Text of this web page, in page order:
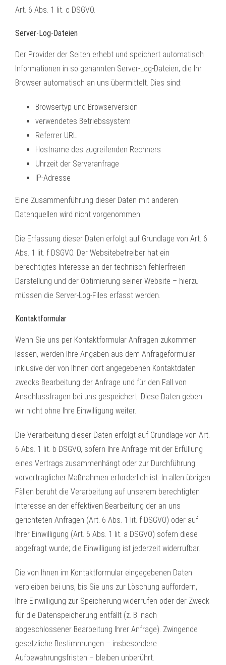
Art. 6 Abs. 1 lit. c DSGVO.
Server-Log-Dateien
Der Provider der Seiten erhebt und speichert automatisch
Informationen in so genannten Server-Log-Dateien, die Ihr
Browser automatisch an uns übermittelt. Dies sind:
Browsertyp und Browserversion
verwendetes Betriebssystem
Referrer URL
Hostname des zugreifenden Rechners
Uhrzeit der Serveranfrage
IP-Adresse
Eine Zusammenführung dieser Daten mit anderen
Datenquellen wird nicht vorgenommen.
Die Erfassung dieser Daten erfolgt auf Grundlage von Art. 6
Abs. 1 lit. f DSGVO. Der Websitebetreiber hat ein
berechtigtes Interesse an der technisch fehlerfreien
Darstellung und der Optimierung seiner Website – hierzu
müssen die Server-Log-Files erfasst werden.
Kontaktformular
Wenn Sie uns per Kontaktformular Anfragen zukommen
lassen, werden Ihre Angaben aus dem Anfrageformular
inklusive der von Ihnen dort angegebenen Kontaktdaten
zwecks Bearbeitung der Anfrage und für den Fall von
Anschlussfragen bei uns gespeichert. Diese Daten geben
wir nicht ohne Ihre Einwilligung weiter.
Die Verarbeitung dieser Daten erfolgt auf Grundlage von Art.
6 Abs. 1 lit. b DSGVO, sofern Ihre Anfrage mit der Erfüllung
eines Vertrags zusammenhängt oder zur Durchführung
vorvertraglicher Maßnahmen erforderlich ist. In allen übrigen
Fällen beruht die Verarbeitung auf unserem berechtigten
Interesse an der effektiven Bearbeitung der an uns
gerichteten Anfragen (Art. 6 Abs. 1 lit. f DSGVO) oder auf
Ihrer Einwilligung (Art. 6 Abs. 1 lit. a DSGVO) sofern diese
abgefragt wurde; die Einwilligung ist jederzeit widerrufbar.
Die von Ihnen im Kontaktformular eingegebenen Daten
verbleiben bei uns, bis Sie uns zur Löschung auffordern,
Ihre Einwilligung zur Speicherung widerrufen oder der Zweck
für die Datenspeicherung entfällt (z. B. nach
abgeschlossener Bearbeitung Ihrer Anfrage). Zwingende
gesetzliche Bestimmungen – insbesondere
Aufbewahrungsfristen – bleiben unberührt.